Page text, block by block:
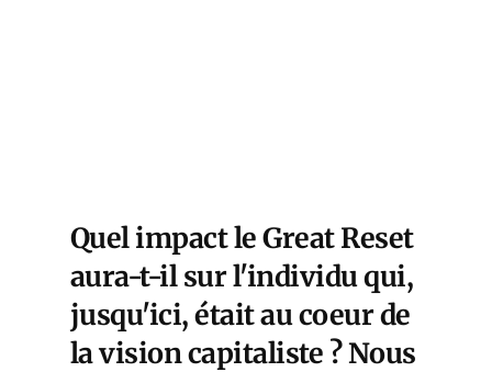
Quel impact le Great Reset
aura-t-il sur l'individu qui,
jusqu'ici, était au coeur de
la vision capitaliste ? Nous